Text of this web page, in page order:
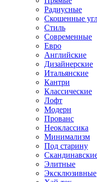
Радиусные
Скошенные
Стиль
Современные
Евро
Английские
Дизайнерские
Итальянские
Кантри
Классические
Лофт
Модерн
Прованс
Неоклассика
Минимализм
Под старину
Элитные
Эксклюзивные